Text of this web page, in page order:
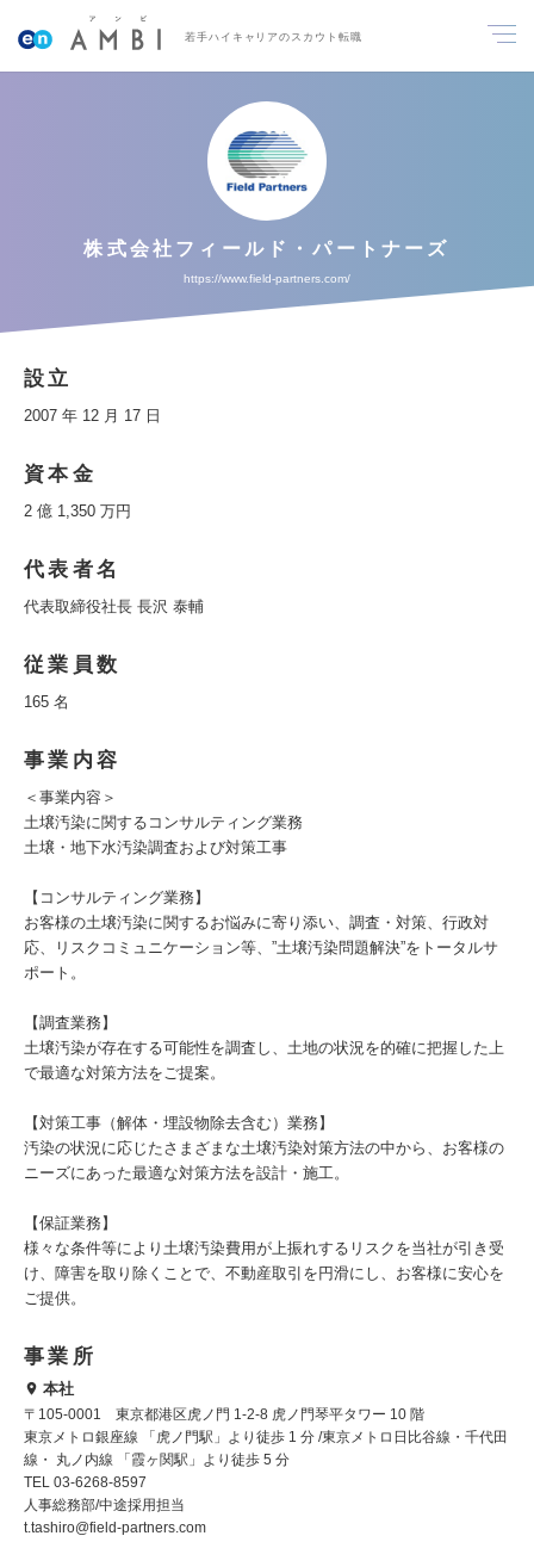
若手ハイキャリアのスカウト転職
株式会社フィールド・パートナーズ
https://www.field-partners.com/
設立
2007 年 12 月 17 日
資本金
2 億 1,350 万円
代表者名
代表取締役社長 長沢 泰輔
従業員数
165 名
事業内容
＜事業内容＞
土壌汚染に関するコンサルティング業務
土壌・地下水汚染調査および対策工事
【コンサルティング業務】
お客様の土壌汚染に関するお悩みに寄り添い、調査・対策、行政対
応、リスクコミュニケーション等、”土壌汚染問題解決”をトータルサ
ポート。
【調査業務】
土壌汚染が存在する可能性を調査し、土地の状況を的確に把握した上
で最適な対策方法をご提案。
【対策工事（解体・埋設物除去含む）業務】
汚染の状況に応じたさまざまな土壌汚染対策方法の中から、お客様の
ニーズにあった最適な対策方法を設計・施工。
【保証業務】
様々な条件等により土壌汚染費用が上振れするリスクを当社が引き受
け、障害を取り除くことで、不動産取引を円滑にし、お客様に安心を
ご提供。
事業所
本社
〒105-0001 東京都港区虎ノ門 1-2-8 虎ノ門琴平タワー 10 階
東京メトロ銀座線 「虎ノ門駅」より徒歩 1 分 /東京メトロ日比谷線・千代田
線・ 丸ノ内線 「霞ヶ関駅」より徒歩 5 分
TEL 03-6268-8597
人事総務部/中途採用担当
t.tashiro@field-partners.com